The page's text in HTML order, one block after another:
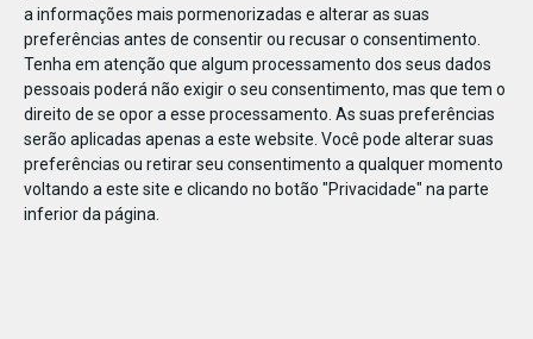
a informações mais pormenorizadas e alterar as suas
preferências antes de consentir ou recusar o consentimento.
Tenha em atenção que algum processamento dos seus dados
pessoais poderá não exigir o seu consentimento, mas que tem o
direito de se opor a esse processamento. As suas preferências
serão aplicadas apenas a este website. Você pode alterar suas
preferências ou retirar seu consentimento a qualquer momento
voltando a este site e clicando no botão "Privacidade" na parte
inferior da página.
236442111911215